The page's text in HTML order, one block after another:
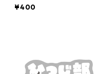
¥400